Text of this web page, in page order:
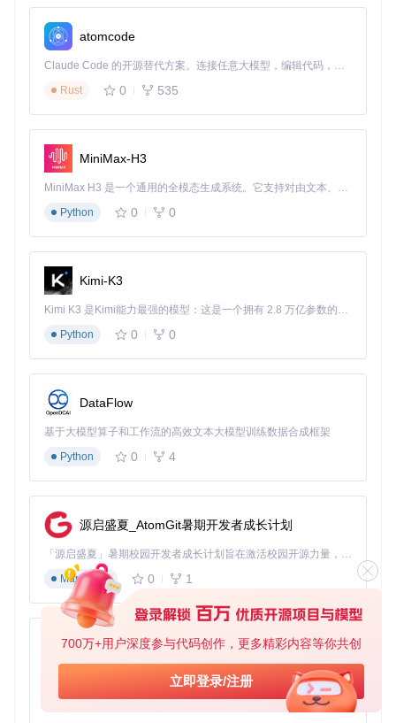
700万+用户深度参与代码创作，更多精彩内容等你共创
立即登录/注册
3%。
拦截性能对比
拦截类型
传统过滤工具
横幅广告
89% 98.7%
+10.9%
跟踪脚本
62%
弹窗广告
82% 99.3% +21.1%
场景化配置指南
普通用户方案
基础设置
获取项目源码
在Chrome中加载扩展
启用"开发者模式"
点击"加载已解压的扩展程序"
选择项目目录下的devenv.chrome文件夹
优化建议
启用"可接受广告"功能，支持优质内容创作者
定期更新过滤列表（建议每周一次）
对常用网站添加自定义规则以优化拦截效果
开发者方案
高级配置
atomcode
Claude Code 的开源替代方案。连接任意大模型，编辑代码，运行命令，自动验证 — 全自动执行。用 Rust 构建，极致性能。 ｜ An open-source alternative to Claude Code. Connect any LLM, edit code, run commands, and verify changes — autonomously. Built in Rust for speed. Get Started
Rust
0 535
MiniMax-H3
MiniMax H3 是一个通用的全模态生成系统。它支持对由文本、图像、视频和音频组成的多模态上下文进行统一理解，并能生成分辨率高达 2K、时长可达 15 秒的带原生立体声音频的视频。得益于面向任务泛化的系统设计，H3 在预训练阶段就已具备广泛的多模态上下文理解与生成能力，能够出色地执行复杂的多模态指令。
Python
0 0
Kimi-K3
Kimi K3 是Kimi能力最强的模型：这是一个拥有 2.8 万亿参数的混合专家（MoE）模型，具备原生视觉理解能力，并支持 100 万 token 的上下文窗口。
Python
0 0
DataFlow
基于大模型算子和工作流的高效文本大模型训练数据合成框架
Python
0 4
源启盛夏_AtomGit暑期开发者成长计划
「源启盛夏」暑期校园开发者成长计划旨在激活校园开源力量，通过积分激励、认证扶持、资源倾斜等形式，引导高校组织和开发者完成「入驻 — 建项目 — 做贡献 — 获认证 — 得资源」的完整闭环。无论你是想带领社团入驻平台的组织者，还是希望用代码贡献证明自己的开发者，都能在这里找到属于你的成长路径。
Markdown
0 1
py-xiaozhi
基于Python的Xiaozhi AI，适用于想要完整Xiaozhi体验而无需拥有专用硬件的用户。
Python
0 1